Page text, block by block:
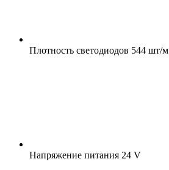
Плотность светодиодов 544 шт/м
Напряжение питания 24 V